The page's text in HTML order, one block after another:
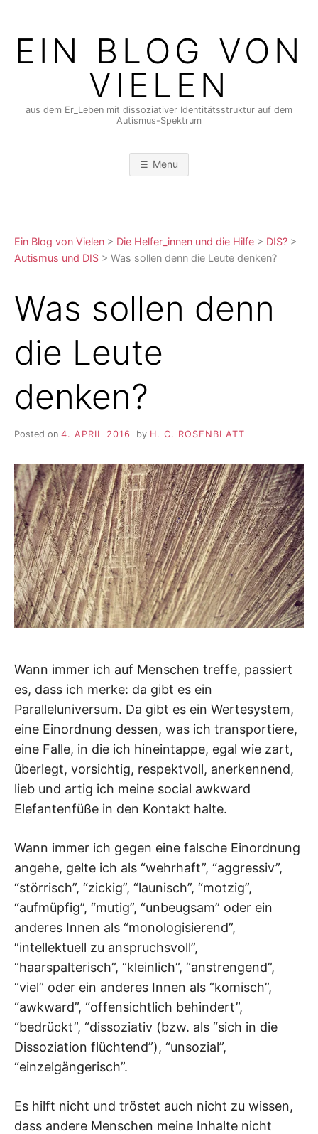
contentEIN BLOG VON
VIELEN
aus dem Er_Leben mit dissoziativer Identitätsstruktur auf dem
Autismus-Spektrum
Menu
Ein Blog von Vielen > Die Helfer_innen und die Hilfe > DIS? >
Autismus und DIS > Was sollen denn die Leute denken?
Was sollen denn
die Leute
denken?
Posted on 4. APRIL 2016 by H. C. ROSENBLATT
Wann immer ich auf Menschen treffe, passiert
es, dass ich merke: da gibt es ein
Paralleluniversum. Da gibt es ein Wertesystem,
eine Einordnung dessen, was ich transportiere,
eine Falle, in die ich hineintappe, egal wie zart,
überlegt, vorsichtig, respektvoll, anerkennend,
lieb und artig ich meine social awkward
Elefantenfüße in den Kontakt halte.
Wann immer ich gegen eine falsche Einordnung
angehe, gelte ich als “wehrhaft”, “aggressiv”,
“störrisch”, “zickig”, “launisch”, “motzig”,
“aufmüpfig”, “mutig”, “unbeugsam” oder ein
anderes Innen als “monologisierend”,
“intellektuell zu anspruchsvoll”,
“haarspalterisch”, “kleinlich”, “anstrengend”,
“viel” oder ein anderes Innen als “komisch”,
“awkward”, “offensichtlich behindert”,
“bedrückt”, “dissoziativ (bzw. als “sich in die
Dissoziation flüchtend”), “unsozial”,
“einzelgängerisch”.
Es hilft nicht und tröstet auch nicht zu wissen,
dass andere Menschen meine Inhalte nicht